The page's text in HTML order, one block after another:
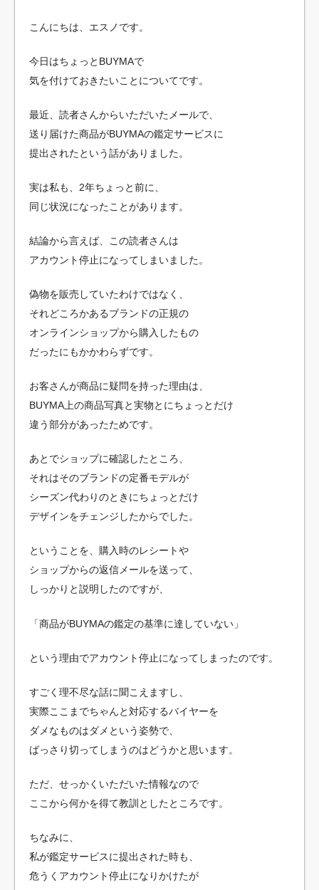
こんにちは、エスノです。
今日はちょっとBUYMAで
気を付けておきたいことについてです。
最近、読者さんからいただいたメールで、
送り届けた商品がBUYMAの鑑定サービスに
提出されたという話がありました。
実は私も、2年ちょっと前に、
同じ状況になったことがあります。
結論から言えば、この読者さんは
アカウント停止になってしまいました。
偽物を販売していたわけではなく、
それどころかあるブランドの正規の
オンラインショップから購入したもの
だったにもかかわらずです。
お客さんが商品に疑問を持った理由は、
BUYMA上の商品写真と実物とにちょっとだけ
違う部分があったためです。
あとでショップに確認したところ、
それはそのブランドの定番モデルが
シーズン代わりのときにちょっとだけ
デザインをチェンジしたからでした。
ということを、購入時のレシートや
ショップからの返信メールを送って、
しっかりと説明したのですが、
「商品がBUYMAの鑑定の基準に達していない」
という理由でアカウント停止になってしまったのです。
すごく理不尽な話に聞こえますし、
実際ここまでちゃんと対応するバイヤーを
ダメなものはダメという姿勢で、
ばっさり切ってしまうのはどうかと思います。
ただ、せっかくいただいた情報なので
ここから何かを得て教訓としたところです。
ちなみに、
私が鑑定サービスに提出された時も、
危うくアカウント停止になりかけたが